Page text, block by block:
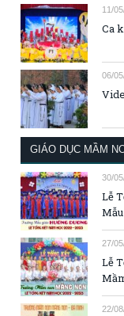
11/
Ca
06/
GIÁO DỤC MẦM
30/
Lễ
27/
Lễ
22/